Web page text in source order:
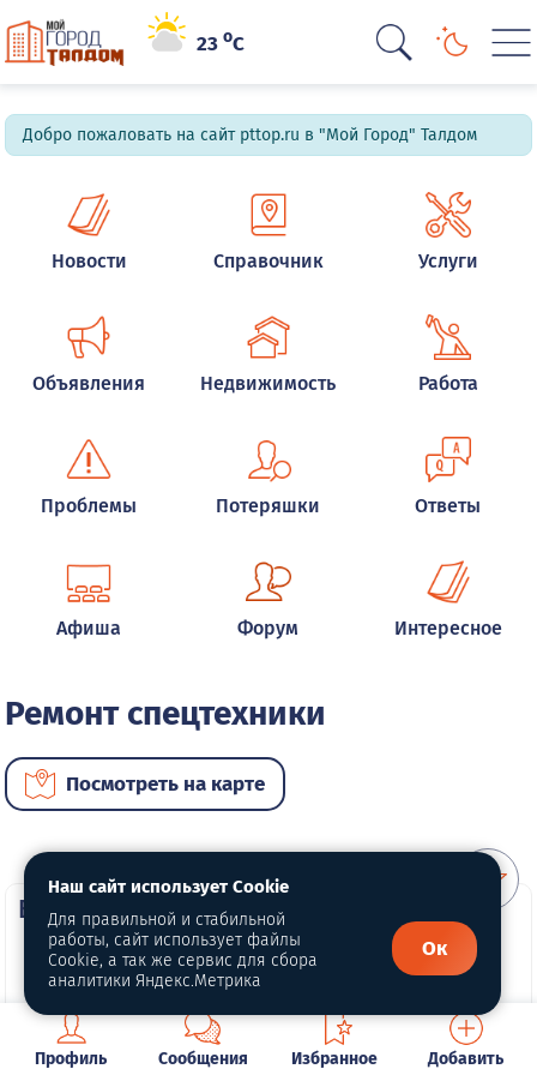
23oC
Добро пожаловать на сайт pttop.ru в "Мой Город" Талдом
Новости Справочник Услуги
Объявления Недвижимость Работа
Проблемы Потеряшки Ответы
Афиша Форум Интересное
Ремонт спецтехники
Посмотреть на карте
ВИП услуги
Профиль Сообщения Избранное Добавить
Наш сайт использует Cookie
Для правильной и стабильной
работы, сайт использует файлы
Cookie, а так же сервис для сбора
аналитики Яндекс.Метрика
Ок